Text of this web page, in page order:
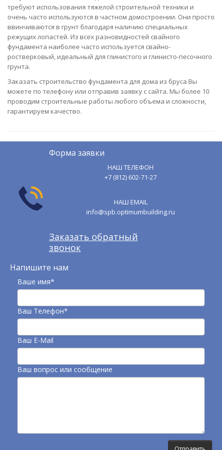
требуют использования тяжелой строительной техники и
очень часто используются в частном домостроении. Они просто
ввинчиваются в грунт благодаря наличию специальных
режущих лопастей. Из всех разновидностей свайного
фундамента наиболее часто используется свайно-
ростверковый, идеальный для глинистого и глинисто-песочного
грунта.
Заказать строительство фундамента для дома из бруса Вы
можете по телефону или отправив заявку с сайта. Мы более 10
проводим строительные работы любого объема и сложности,
гарантируем качество.
Форма заявки
НАШ ТЕЛЕФОН
+7 (812) 602-71-27
НАШ EMAIL
info@spb.optimumbuilding.ru
Заказать обратный
звонок
Напишите нам
Ваше имя*
Ваш Телефон*
Ваш E-Mail
Ваш вопрос или сообщение